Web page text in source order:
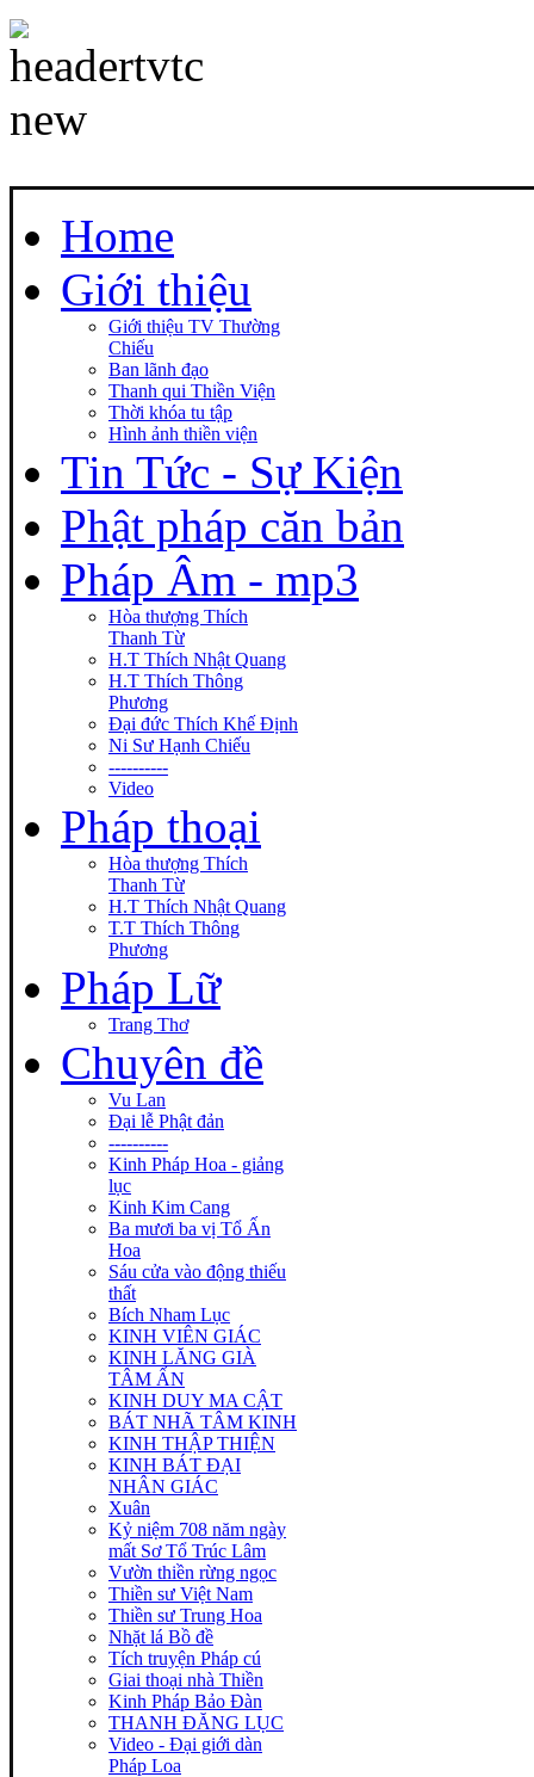
Home
Giới thiệu
Giới thiệu TV Thường
Chiếu
Ban lãnh đạo
Thanh qui Thiền Viện
Thời khóa tu tập
Hình ảnh thiền viện
Tin Tức - Sự Kiện
Phật pháp căn bản
Pháp Âm - mp3
Hòa thượng Thích
Thanh Từ
H.T Thích Nhật Quang
H.T Thích Thông
Phương
Đại đức Thích Khế Định
Ni Sư Hạnh Chiếu
----------
Video
Pháp thoại
Hòa thượng Thích
Thanh Từ
H.T Thích Nhật Quang
T.T Thích Thông
Phương
Pháp Lữ
Trang Thơ
Chuyên đề
Vu Lan
Đại lễ Phật đản
----------
Kinh Pháp Hoa - giảng
lục
Kinh Kim Cang
Ba mươi ba vị Tổ Ấn
Hoa
Sáu cửa vào động thiếu
thất
Bích Nham Lục
KINH VIÊN GIÁC
KINH LĂNG GIÀ
TÂM ẤN
KINH DUY MA CẬT
BÁT NHÃ TÂM KINH
KINH THẬP THIỆN
KINH BÁT ĐẠI
NHÂN GIÁC
Xuân
Kỷ niệm 708 năm ngày
mất Sơ Tổ Trúc Lâm
Vườn thiền rừng ngọc
Thiền sư Việt Nam
Thiền sư Trung Hoa
Nhặt lá Bồ đề
Tích truyện Pháp cú
Giai thoại nhà Thiền
Kinh Pháp Bảo Đàn
THANH ĐĂNG LỤC
Video - Đại giới dàn
Pháp Loa